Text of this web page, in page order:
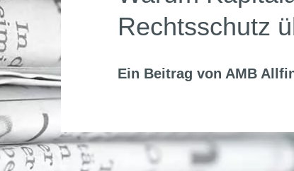
Rechtsschutz
Ein Beitrag von AMB